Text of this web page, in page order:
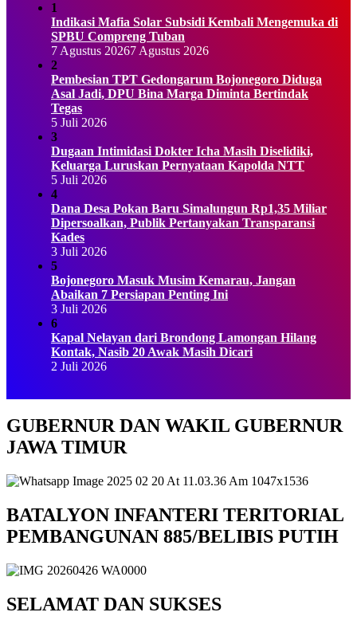
1
Indikasi Mafia Solar Subsidi Kembali Mengemuka di
SPBU Compreng Tuban
7 Agustus 20267 Agustus 2026
2
Pembesian TPT Gedongarum Bojonegoro Diduga
Asal Jadi, DPU Bina Marga Diminta Bertindak
Tegas
5 Juli 2026
3
Dugaan Intimidasi Dokter Icha Masih Diselidiki,
Keluarga Luruskan Pernyataan Kapolda NTT
5 Juli 2026
4
Dana Desa Pokan Baru Simalungun Rp1,35 Miliar
Dipersoalkan, Publik Pertanyakan Transparansi
Kades
3 Juli 2026
5
Bojonegoro Masuk Musim Kemarau, Jangan
Abaikan 7 Persiapan Penting Ini
3 Juli 2026
6
Kapal Nelayan dari Brondong Lamongan Hilang
Kontak, Nasib 20 Awak Masih Dicari
2 Juli 2026
GUBERNUR DAN WAKIL GUBERNUR
JAWA TIMUR
BATALYON INFANTERI TERITORIAL
PEMBANGUNAN 885/BELIBIS PUTIH
SELAMAT DAN SUKSES